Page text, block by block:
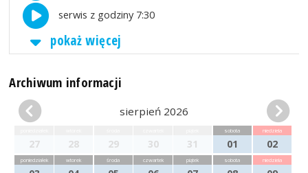
serwis z godziny 7:30
pokaż więcej
Archiwum informacji
sierpień 2026
27 28 29 30 31
sobota
01
niedziela
02
poniedziałek wtorek środa czwartek piątek sobota niedziela